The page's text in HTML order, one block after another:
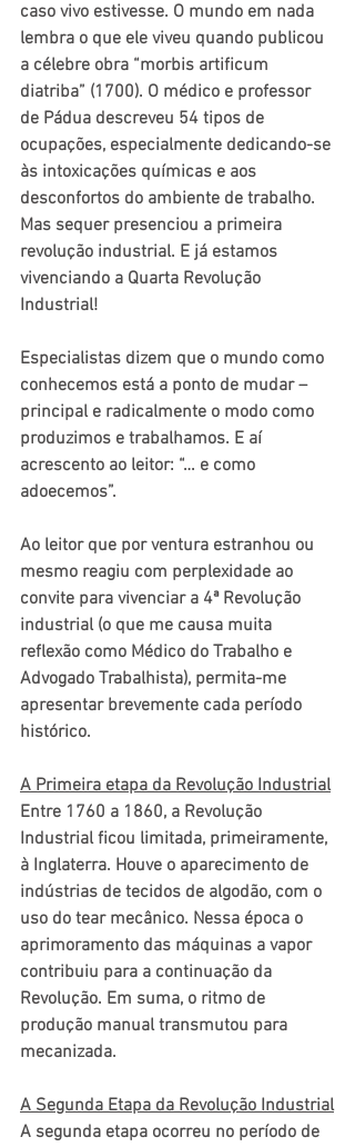
caso vivo estivesse. O mundo em nada
lembra o que ele viveu quando publicou
a célebre obra “morbis artificum
diatriba” (1700). O médico e professor
de Pádua descreveu 54 tipos de
ocupações, especialmente dedicando-se
às intoxicações químicas e aos
desconfortos do ambiente de trabalho.
Mas sequer presenciou a primeira
revolução industrial. E já estamos
vivenciando a Quarta Revolução
Industrial!
Especialistas dizem que o mundo como
conhecemos está a ponto de mudar –
principal e radicalmente o modo como
produzimos e trabalhamos. E aí
acrescento ao leitor: “… e como
adoecemos”.
Ao leitor que por ventura estranhou ou
mesmo reagiu com perplexidade ao
convite para vivenciar a 4ª Revolução
industrial (o que me causa muita
reflexão como Médico do Trabalho e
Advogado Trabalhista), permita-me
apresentar brevemente cada período
histórico.
A Primeira etapa da Revolução Industrial
Entre 1760 a 1860, a Revolução
Industrial ficou limitada, primeiramente,
à Inglaterra. Houve o aparecimento de
indústrias de tecidos de algodão, com o
uso do tear mecânico. Nessa época o
aprimoramento das máquinas a vapor
contribuiu para a continuação da
Revolução. Em suma, o ritmo de
produção manual transmutou para
mecanizada.
A Segunda Etapa da Revolução Industrial
A segunda etapa ocorreu no período de